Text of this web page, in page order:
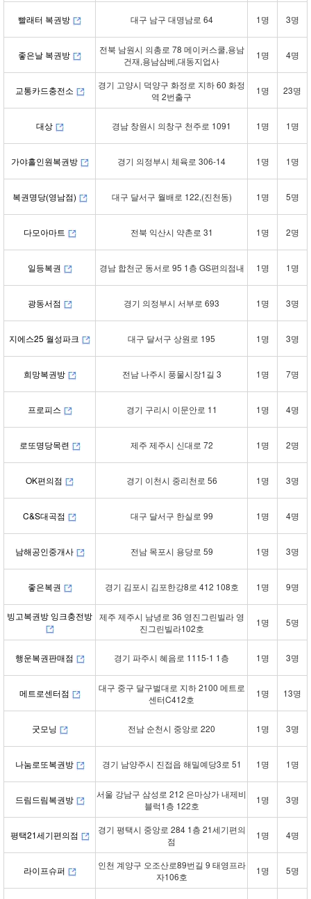
빨래터 복권방 대구 남구 대명남로 64 1명 3명
좋은날 복권방
전북 남원시 의총로 78 메이커스쿨,용남
건재,용남삼베,대동지업사
1명 4명
교통카드충전소
경기 고양시 덕양구 화정로 지하 60 화정
역 2번출구
1명 23명
대상 경남 창원시 의창구 천주로 1091 1명 1명
가야홀인원복권방 경기 의정부시 체육로 306-14 1명 1명
복권명당(영남점) 대구 달서구 월배로 122,(진천동) 1명 5명
다모아마트 전북 익산시 약촌로 31 1명 2명
일등복권 경남 합천군 동서로 95 1층 GS편의점내 1명 1명
광동서점 경기 의정부시 서부로 693 1명 3명
지에스25 월성파크 대구 달서구 상원로 195 1명 3명
희망복권방 전남 나주시 풍물시장1길 3 1명 7명
프로피스 경기 구리시 이문안로 11 1명 4명
로또명당목련 제주 제주시 신대로 72 1명 2명
OK편의점 경기 이천시 중리천로 56 1명 3명
C&S대곡점 대구 달서구 한실로 99 1명 4명
남해공인중개사 전남 목포시 용당로 59 1명 3명
좋은복권 경기 김포시 김포한강8로 412 108호 1명 9명
빙고복권방 잉크충전방 제주 제주시 남녕로 36 영진그린빌라 영
진그린빌라102호
1명 5명
행운복권판매점 경기 파주시 혜음로 1115-1 1층 1명 3명
메트로센터점
대구 중구 달구벌대로 지하 2100 메트로
센터C412호
1명 13명
굿모닝 전남 순천시 중앙로 220 1명 3명
나눔로또복권방 경기 남양주시 진접읍 해밀예당3로 51 1명 1명
드림드림복권방
서울 강남구 삼성로 212 은마상가 내제비
블럭1층 122호
1명 3명
평택21세기편의점
경기 평택시 중앙로 284 1층 21세기편의
점
1명 4명
라이프슈퍼
인천 계양구 오조산로89번길 9 태영프라
자106호
1명 5명